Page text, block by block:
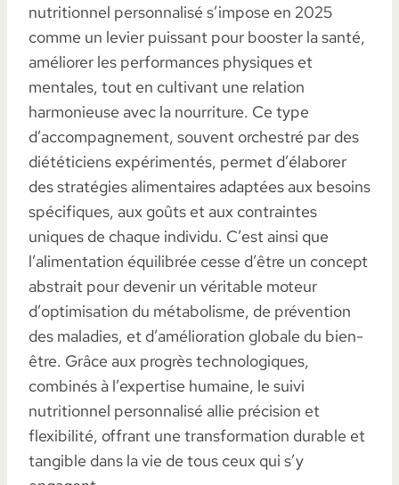
nutritionnel personnalisé s’impose en 2025
comme un levier puissant pour booster la santé,
améliorer les performances physiques et
mentales, tout en cultivant une relation
harmonieuse avec la nourriture. Ce type
d’accompagnement, souvent orchestré par des
diététiciens expérimentés, permet d’élaborer
des stratégies alimentaires adaptées aux besoins
spécifiques, aux goûts et aux contraintes
uniques de chaque individu. C’est ainsi que
l’alimentation équilibrée cesse d’être un concept
abstrait pour devenir un véritable moteur
d’optimisation du métabolisme, de prévention
des maladies, et d’amélioration globale du bien-
être. Grâce aux progrès technologiques,
combinés à l’expertise humaine, le suivi
nutritionnel personnalisé allie précision et
flexibilité, offrant une transformation durable et
tangible dans la vie de tous ceux qui s’y